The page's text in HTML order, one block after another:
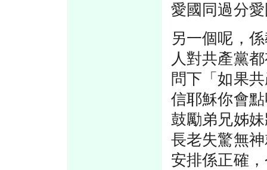
愛國同過分
另一個呢，
人對共產黨
問下「如果
信耶穌你會
鼓勵弟兄姊
長老失驚無
安排係正確